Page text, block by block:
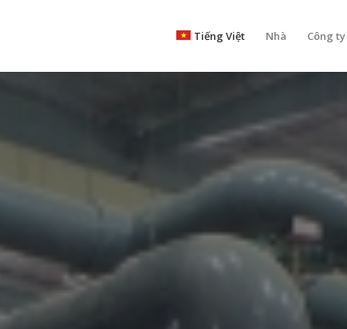
Tiếng Việt Nhà Công ty